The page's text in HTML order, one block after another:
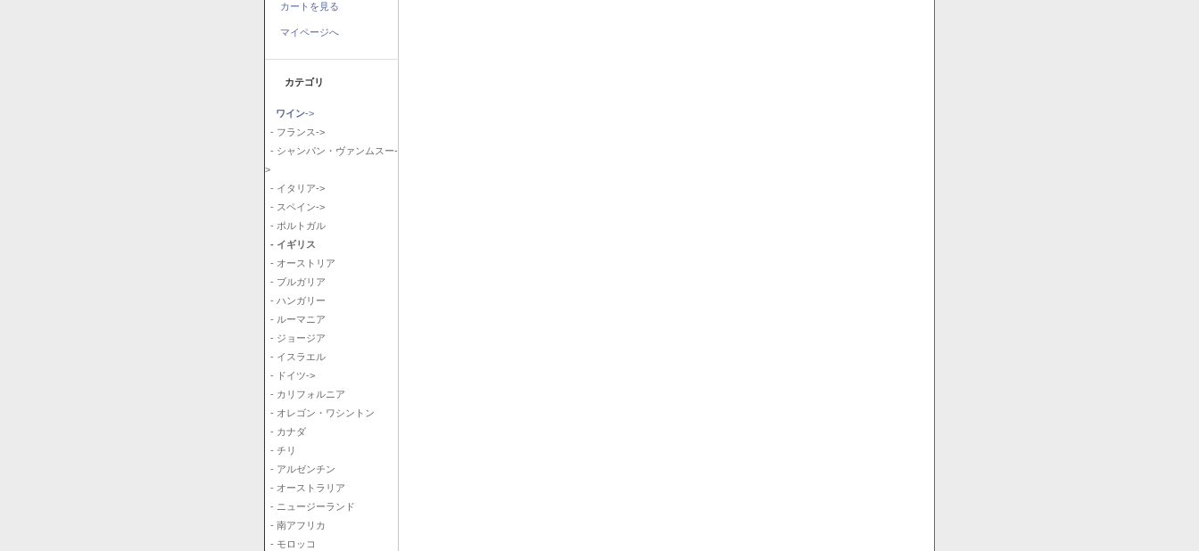
カートを見る
マイページへ
カテゴリ
ワイン->
- フランス->
- シャンパン・ヴァンムスー-
>
- イタリア->
- スペイン->
- ポルトガル
- イギリス
- オーストリア
- ブルガリア
- ハンガリー
- ルーマニア
- ジョージア
- イスラエル
- ドイツ->
- カリフォルニア
- オレゴン・ワシントン
- カナダ
- チリ
- アルゼンチン
- オーストラリア
- ニュージーランド
- 南アフリカ
- モロッコ